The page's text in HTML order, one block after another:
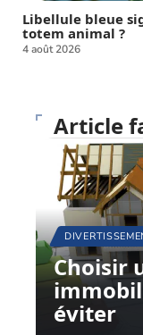
Libellule bleue
totem animal ?
4 août 2026
Article
Choisir
éviter